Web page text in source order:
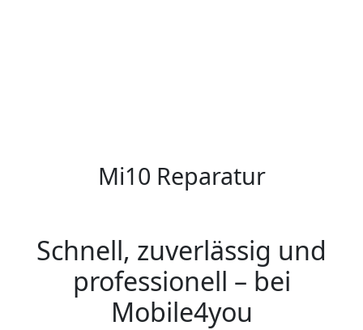
Mi10 Reparatur
Schnell, zuverlässig und
professionell – bei
Mobile4you